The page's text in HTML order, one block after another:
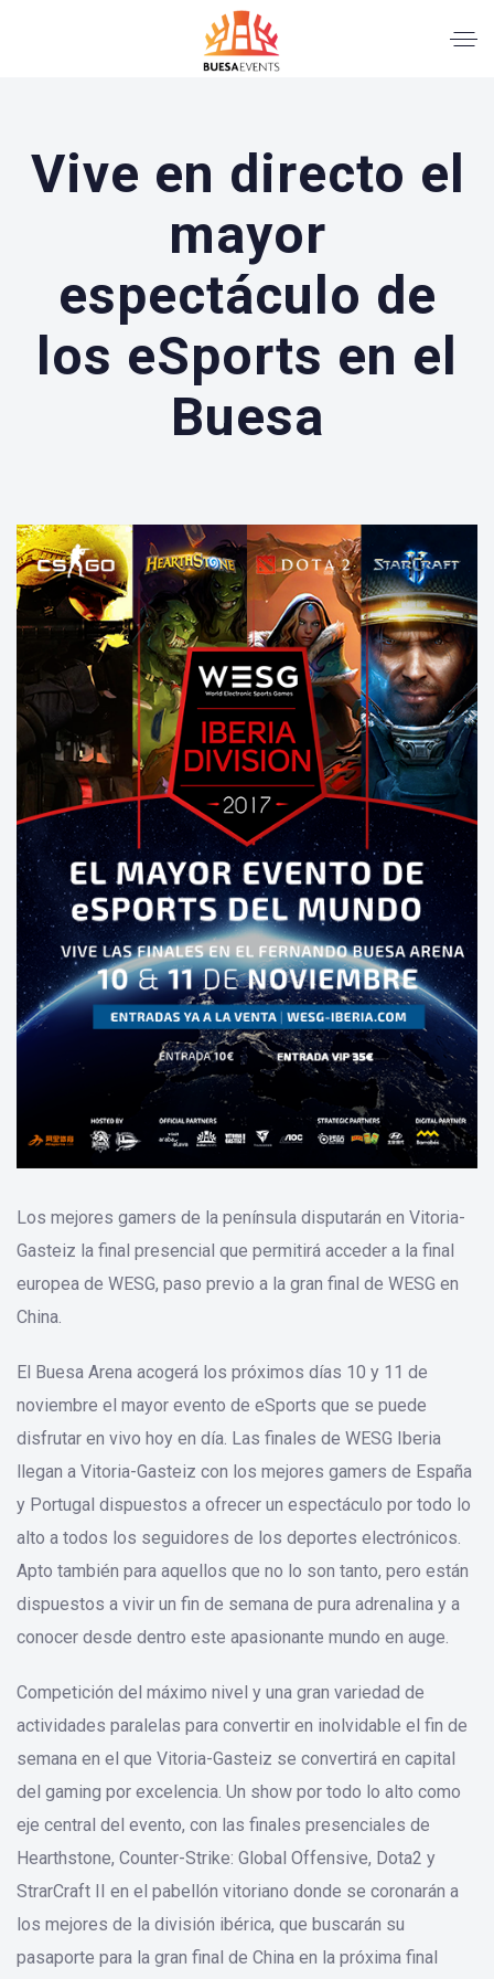
Vive en directo el
mayor
espectáculo de
los eSports en el
Buesa
Los mejores gamers de la península disputarán en Vitoria-
Gasteiz la final presencial que permitirá acceder a la final
europea de WESG, paso previo a la gran final de WESG en
China.
El Buesa Arena acogerá los próximos días 10 y 11 de
noviembre el mayor evento de eSports que se puede
disfrutar en vivo hoy en día. Las finales de WESG Iberia
llegan a Vitoria-Gasteiz con los mejores gamers de España
y Portugal dispuestos a ofrecer un espectáculo por todo lo
alto a todos los seguidores de los deportes electrónicos.
Apto también para aquellos que no lo son tanto, pero están
dispuestos a vivir un fin de semana de pura adrenalina y a
conocer desde dentro este apasionante mundo en auge.
Competición del máximo nivel y una gran variedad de
actividades paralelas para convertir en inolvidable el fin de
semana en el que Vitoria-Gasteiz se convertirá en capital
del gaming por excelencia. Un show por todo lo alto como
eje central del evento, con las finales presenciales de
Hearthstone, Counter-Strike: Global Offensive, Dota2 y
StrarCraft II en el pabellón vitoriano donde se coronarán a
los mejores de la división ibérica, que buscarán su
pasaporte para la gran final de China en la próxima final